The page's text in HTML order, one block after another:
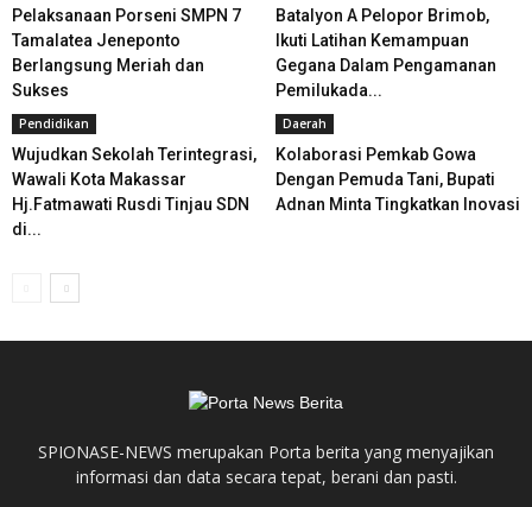
Pelaksanaan Porseni SMPN 7
Tamalatea Jeneponto
Berlangsung Meriah dan
Sukses
Batalyon A Pelopor Brimob,
Ikuti Latihan Kemampuan
Gegana Dalam Pengamanan
Pemilukada...
Pendidikan
Wujudkan Sekolah Terintegrasi,
Wawali Kota Makassar
Hj.Fatmawati Rusdi Tinjau SDN
di...
Daerah
Kolaborasi Pemkab Gowa
Dengan Pemuda Tani, Bupati
Adnan Minta Tingkatkan Inovasi
SPIONASE-NEWS merupakan Porta berita yang menyajikan
informasi dan data secara tepat, berani dan pasti.